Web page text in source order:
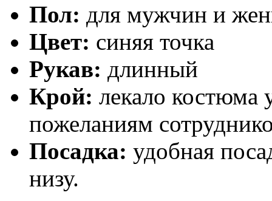
Пол: для мужчин и
Цвет: синяя точка
Рукав: длинный
Крой: лекало костюма
пожеланиям
Посадка: удобная
низу.